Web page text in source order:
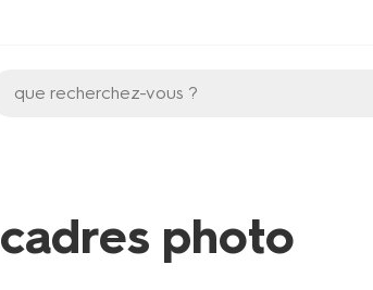
que recherchez-vous ?
cadres photo